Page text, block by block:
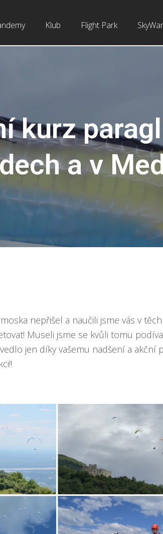
Klub Flight Park
kurz
a v
nepřišel a naučili jsme vás v
Museli jsme se kvůli tomu
jen díky vašemu nadšení a akční